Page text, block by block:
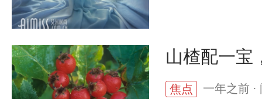
山楂配一宝
焦点 一年之前 ·